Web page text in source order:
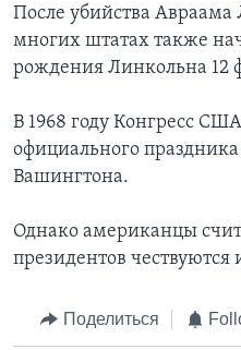
Языки
После убийства Авраама
многих штатах также
рождения Линкольна 12
В 1968 году Конгресс
официального
Вашингтона.
Однако американцы
президентов
Поделиться